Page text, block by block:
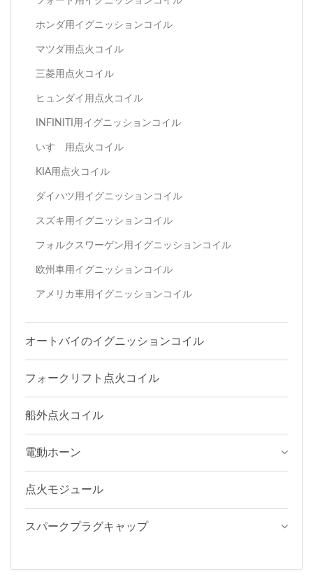
ホンダ用イグニッションコイル
マツダ用点火コイル
三菱用点火コイル
ヒュンダイ用点火コイル
INFINITI用イグニッションコイル
いすゞ用点火コイル
KIA用点火コイル
ダイハツ用イグニッションコイル
スズキ用イグニッションコイル
フォルクスワーゲン用イグニッションコイル
欧州車用イグニッションコイル
アメリカ車用イグニッションコイル
オートバイのイグニッションコイル
フォークリフト点火コイル
船外点火コイル
電動ホーン
点火モジュール
スパークプラグキャップ